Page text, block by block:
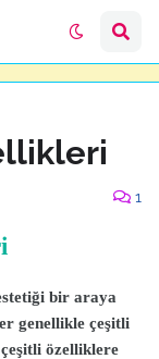
1
bir araya
genellikle çeşitli
özelliklere